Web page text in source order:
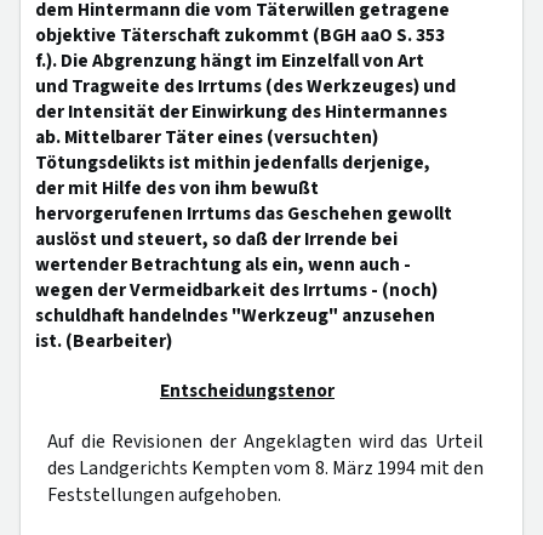
dem Hintermann die vom Täterwillen getragene
objektive Täterschaft zukommt (BGH aaO S. 353
f.). Die Abgrenzung hängt im Einzelfall von Art
und Tragweite des Irrtums (des Werkzeuges) und
der Intensität der Einwirkung des Hintermannes
ab. Mittelbarer Täter eines (versuchten)
Tötungsdelikts ist mithin jedenfalls derjenige,
der mit Hilfe des von ihm bewußt
hervorgerufenen Irrtums das Geschehen gewollt
auslöst und steuert, so daß der Irrende bei
wertender Betrachtung als ein, wenn auch -
wegen der Vermeidbarkeit des Irrtums - (noch)
schuldhaft handelndes "Werkzeug" anzusehen
ist. (Bearbeiter)
Entscheidungstenor
Auf die Revisionen der Angeklagten wird das Urteil
des Landgerichts Kempten vom 8. März 1994 mit den
Feststellungen aufgehoben.